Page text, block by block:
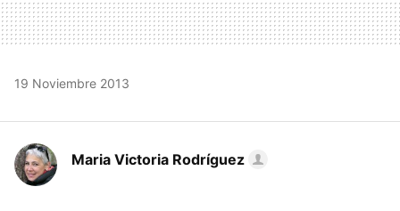
19 Noviembre 2013
Maria Victoria Rodríguez